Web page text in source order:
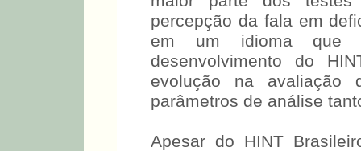
percepção da fala em
em um idioma que
desenvolvimento do
evolução na avaliação
parâmetros de análise
Apesar do HINT